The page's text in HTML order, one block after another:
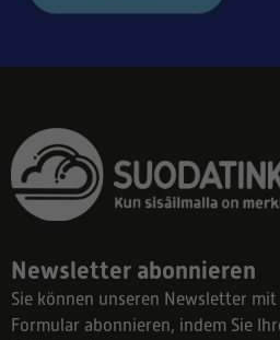
Newsletter abonnieren
Sie können unseren Newsletter
Formular abonnieren, indem Sie